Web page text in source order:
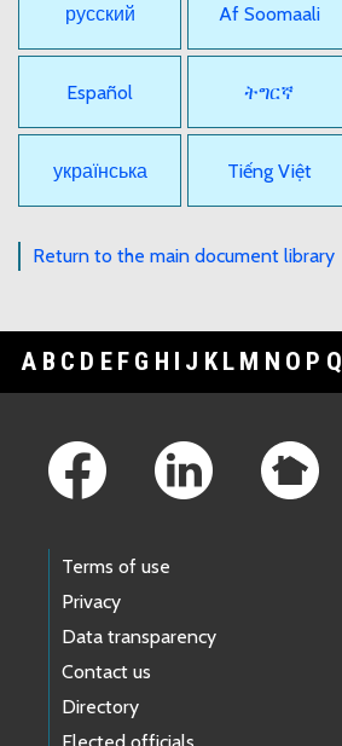
русский Af Soomaali
Español ትግርኛ
українська Tiếng Việt
Return to the main document library
A B C D E F G H I J K L M N O P Q
Terms of use
Privacy
Data transparency
Contact us
Directory
Elected officials